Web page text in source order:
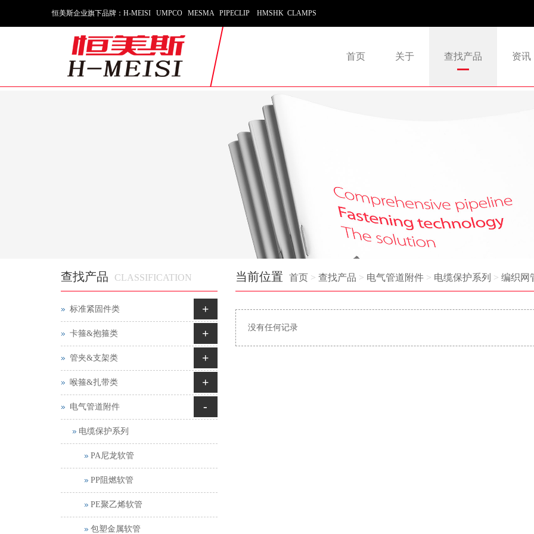
恒美斯企业旗下品牌：H-MEISI UMPCO MESMA PIPECLIP HMSHK CLAMPS
首页 关于 查找产品 资讯
当前位置 首页> 查找产品 > 电气管道附件> 电缆保护系列 > 编织网
没有任何记录
查找产品 CLASSIFICATION
标准紧固件类 +
卡箍&抱箍类 +
管夹&支架类 +
喉箍&扎带类 +
电气管道附件 -
电缆保护系列
PA尼龙软管
PP阻燃软管
PE聚乙烯软管
包塑金属软管